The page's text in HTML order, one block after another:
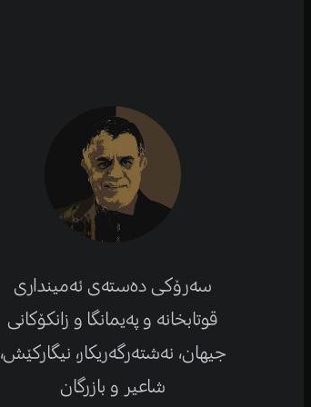
سەرۆکی دەستەی ئەمینداری
قوتابخانە و پەیمانگا و زانکۆكانی
جیهان، نەشتەرگەریكار، نیگارکێش،
شاعیر و بازرگان